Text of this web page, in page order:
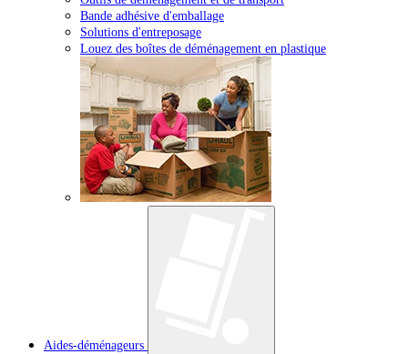
Bande adhésive d'emballage
Solutions d'entreposage
Louez des boîtes de déménagement en plastique
Aides-déménageurs